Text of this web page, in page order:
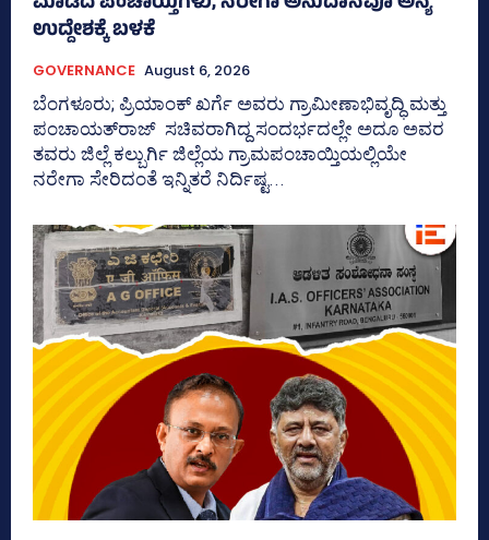
ಉದ್ದೇಶಕ್ಕೆ ಬಳಕೆ
GOVERNANCE August 6, 2026
ಬೆಂಗಳೂರು; ಪ್ರಿಯಾಂಕ್‌ ಖರ್ಗೆ ಅವರು ಗ್ರಾಮೀಣಾಭಿವೃದ್ಧಿ ಮತ್ತು
ಪಂಚಾಯತ್‌ರಾಜ್‌ ಸಚಿವರಾಗಿದ್ದ ಸಂದರ್ಭದಲ್ಲೇ ಅದೂ ಅವರ
ತವರು ಜಿಲ್ಲೆ ಕಲ್ಬುರ್ಗಿ ಜಿಲ್ಲೆಯ ಗ್ರಾಮಪಂಚಾಯ್ತಿಯಲ್ಲಿಯೇ
ನರೇಗಾ ಸೇರಿದಂತೆ ಇನ್ನಿತರೆ ನಿರ್ದಿಷ್ಟ...